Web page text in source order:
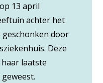
13 april
achter het
geschonken door
Deze
laatste